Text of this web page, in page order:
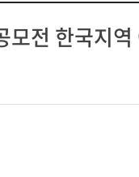
모전 한국지역